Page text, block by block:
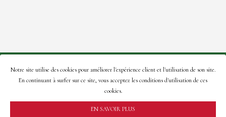
© 2021 Roses de la Tour – Site créé par:A2Com.
En naviguant sur ce site, vous acceptez notrepolitique de
Notre site utilise des cookies pour améliorer l'expérience client et l'utilisation de son site.
En continuant à surfer sur ce site, vous acceptez les conditions d'utilisation de ces
cookies.
EN SAVOIR PLUS